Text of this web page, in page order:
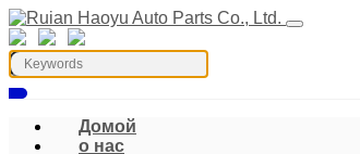
Домой
о нас